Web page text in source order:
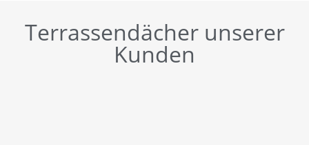
Terrassendächer unserer
Kunden